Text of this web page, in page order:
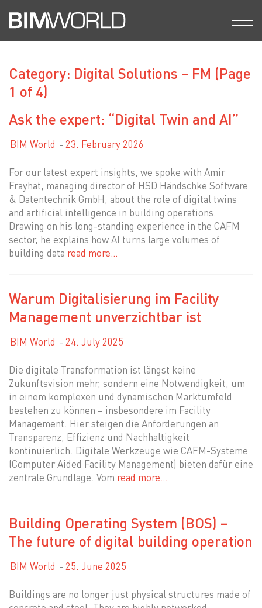
content
Category: Digital Solutions – FM (Page
1 of 4)
Ask the expert: “Digital Twin and AI”
BIM World 23. February 2026
For our latest expert insights, we spoke with Amir
Frayhat, managing director of HSD Händschke Software
& Datentechnik GmbH, about the role of digital twins
and artificial intelligence in building operations.
Drawing on his long-standing experience in the CAFM
sector, he explains how AI turns large volumes of
building data read more…
Warum Digitalisierung im Facility
Management unverzichtbar ist
BIM World 24. July 2025
Die digitale Transformation ist längst keine
Zukunftsvision mehr, sondern eine Notwendigkeit, um
in einem komplexen und dynamischen Marktumfeld
bestehen zu können – insbesondere im Facility
Management. Hier steigen die Anforderungen an
Transparenz, Effizienz und Nachhaltigkeit
kontinuierlich. Digitale Werkzeuge wie CAFM-Systeme
(Computer Aided Facility Management) bieten dafür eine
zentrale Grundlage. Vom read more…
Building Operating System (BOS) –
The future of digital building operation
BIM World 25. June 2025
Buildings are no longer just physical structures made of